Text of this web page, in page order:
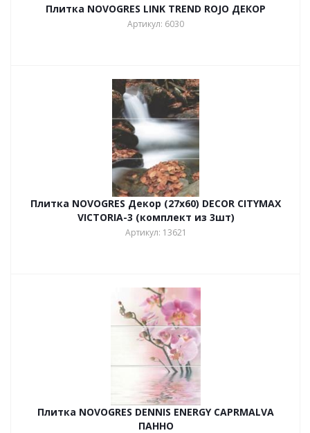
Плитка NOVOGRES LINK TREND ROJO ДЕКОР
Артикул: 6030
Плитка NOVOGRES Декор (27х60) DECOR CITYMAX
VICTORIA-3 (комплект из 3шт)
Артикул: 13621
Плитка NOVOGRES DENNIS ENERGY CAPRMALVA
ПАННО